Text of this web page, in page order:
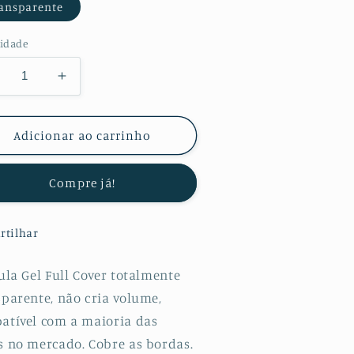
Aumentar
a
quantidade
de
Kit
Protectora
de
Verso
para
Samsung
Galaxy
A90
Adicionar ao carrinho
Compre já!
Gel Full Cover totalmente
não cria volume,
com a maioria das
no mercado. Cobre as bordas.